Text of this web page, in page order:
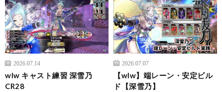
2026.07.14
wlw キャスト練習 深雪乃
CR28
2026.07.07
【wlw】端レーン・安定ビル
ド【深雪乃】